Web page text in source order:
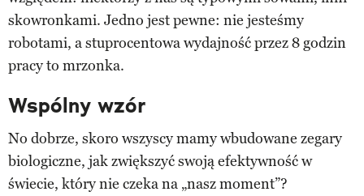
skowronkami. Jedno jest pewne: nie jesteśmy
robotami, a stuprocentowa wydajność przez 8 godzin
pracy to mrzonka.
Wspólny wzór
No dobrze, skoro wszyscy mamy wbudowane zegary
biologiczne, jak zwiększyć swoją efektywność w
świecie, który nie czeka na „nasz moment”?